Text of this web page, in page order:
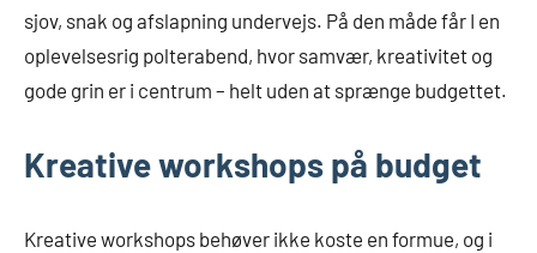
sjov, snak og afslapning undervejs. På den måde får I en
oplevelsesrig polterabend, hvor samvær, kreativitet og
gode grin er i centrum – helt uden at sprænge budgettet.
Kreative workshops på budget
Kreative workshops behøver ikke koste en formue, og i